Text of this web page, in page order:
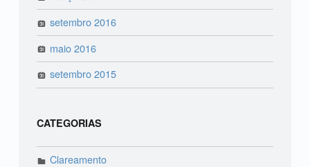
setembro 2016
maio 2016
setembro 2015
CATEGORIAS
Clareamento